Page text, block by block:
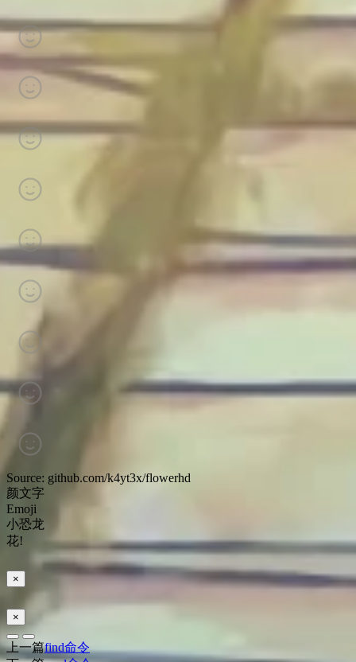
Source: github.com/k4yt3x/flowerhd
颜文字
Emoji
小恐龙
花!
×
×
上一篇find命令